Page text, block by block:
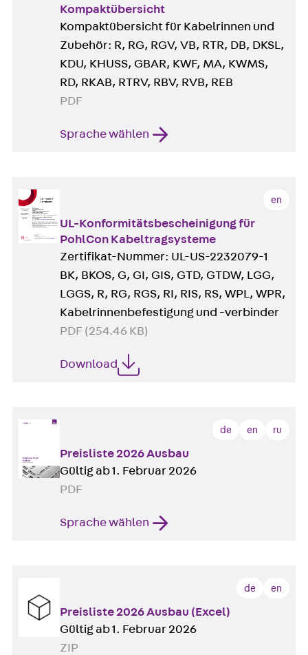
Kompaktübersicht
Kompaktübersicht für Kabelrinnen und
Zubehör: R, RG, RGV, VB, RTR, DB, DKSL,
KDU, KHUSS, GBAR, KWF, MA, KWMS,
RD, RKAB, RTRV, RBV, RVB, REB
PDF
Sprache wählen
en
UL-Konformitätsbescheinigung für
PohlCon Kabeltragsysteme
Zertifikat-Nummer: UL-US-2232079-1
BK, BKOS, G, GI, GIS, GTD, GTDW, LGG,
LGGS, R, RG, RGS, RI, RIS, RS, WPL, WPR,
Kabelrinnenbefestigung und -verbinder
PDF (254.46 KB)
Download
de en ru
Preisliste 2026 Ausbau
Gültig ab 1. Februar 2026
PDF
Sprache wählen
de en
Preisliste 2026 Ausbau (Excel)
Gültig ab 1. Februar 2026
ZIP